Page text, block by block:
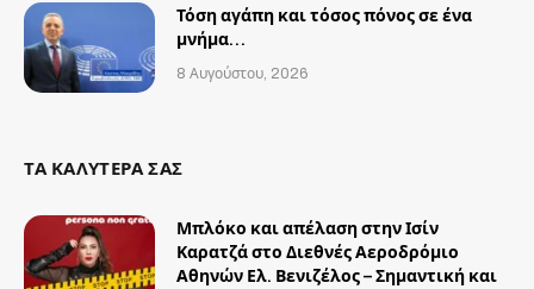
Τόση αγάπη και τόσος πόνος σε ένα
μνήμα…
8 Αυγούστου, 2026
ΤΑ ΚΑΛΥΤΕΡΑ ΣΑΣ
Μπλόκο και απέλαση στην Ισίν
Καρατζά στο Διεθνές Αεροδρόμιο
Αθηνών Ελ. Βενιζέλος – Σημαντική και